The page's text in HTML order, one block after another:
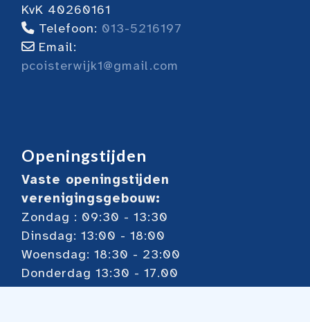
KvK 40260161
Telefoon: 013-5216197
Email:
pcoisterwijk1@gmail.com
Openingstijden
Vaste openingstijden
verenigingsgebouw:
Zondag : 09:30 - 13:30
Dinsdag: 13:00 - 18:00
Woensdag: 18:30 - 23:00
Donderdag 13:30 - 17.00